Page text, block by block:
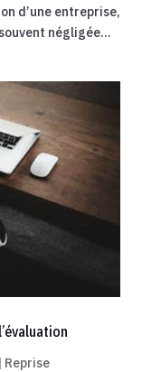
d’une entreprise,
négligée...
Reprise